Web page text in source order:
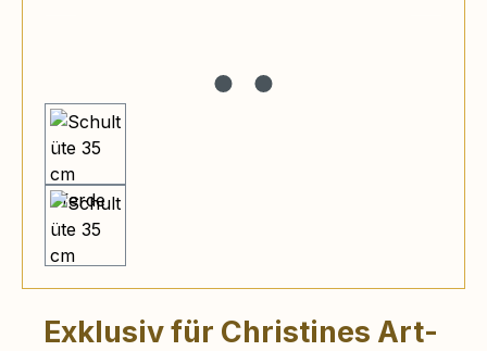
Exklusiv für Christines Art-